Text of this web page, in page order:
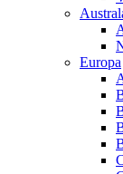
Europa